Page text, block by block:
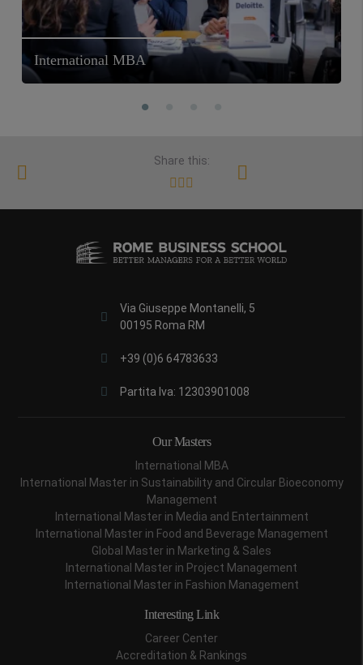
International MBA
Share this:
Via Giuseppe Montanelli, 5
00195 Roma RM
+39 (0)6 64783633
Partita Iva: 12303901008
Our Masters
International MBA
International Master in Sustainability and Circular Bioeconomy
Management
International Master in Media and Entertainment
International Master in Food and Beverage Management
Global Master in Marketing & Sales
International Master in Project Management
International Master in Fashion Management
Interesting Link
Career Center
Accreditation & Rankings